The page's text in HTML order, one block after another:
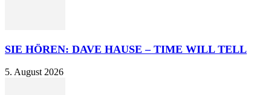
SIE HÖREN: DAVE HAUSE – TIME WILL TELL
5. August 2026